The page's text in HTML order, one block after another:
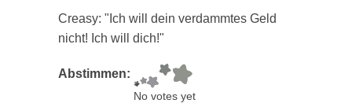
Creasy: "Ich will dein verdammtes Geld
nicht! Ich will dich!"
Abstimmen:
No votes yet